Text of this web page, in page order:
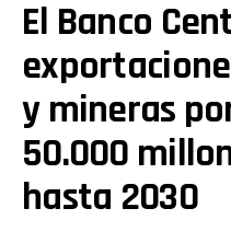
El Banco
y mineras
50.000
hasta 2030